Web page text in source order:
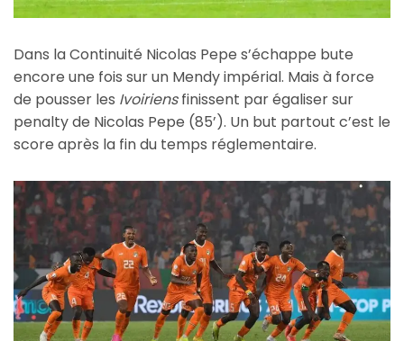
Dans la Continuité Nicolas Pepe s’échappe bute
encore une fois sur un Mendy impérial. Mais à force
de pousser les Ivoiriensfinissent par égaliser sur
penalty de Nicolas Pepe (85’). Un but partout c’est le
score après la fin du temps réglementaire.